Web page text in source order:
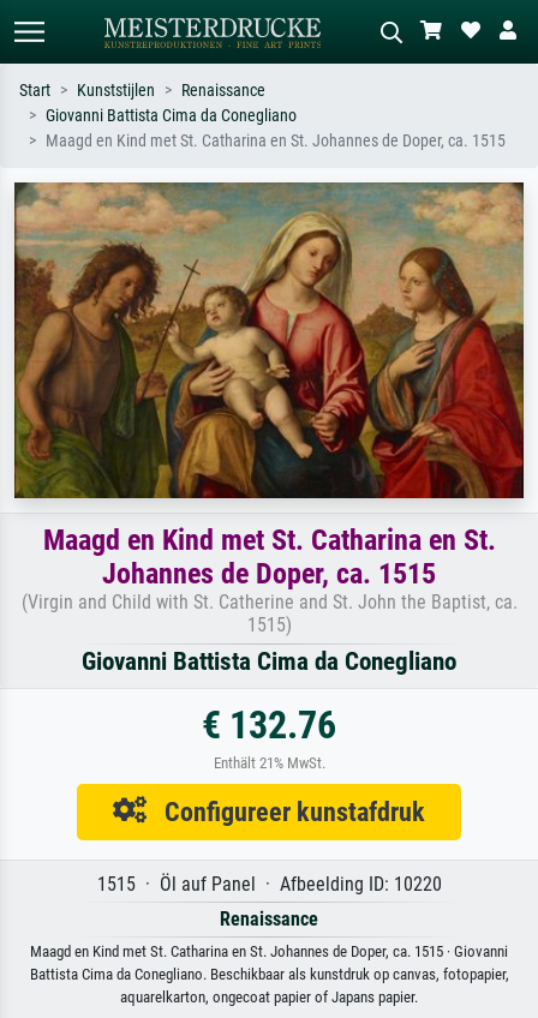
Standaard zoeken AI-beeldzoeker
Monet, Sterrennacht, impressionisme,
Hokusai-golf, naakt.
weide, abstract met veel rood, donker
olieverfschilderij, staand naakt naast
een boom.
Start Kunststijlen
Renaissance
Giovanni Battista Cima da Conegliano
Maagd en Kind met St. Catharina en St. Johannes de Doper, ca. 1515
Maagd en Kind met St. Catharina en St.
Johannes de Doper, ca. 1515
(Virgin and Child with St. Catherine and St. John the Baptist, ca.
1515)
Giovanni Battista Cima da Conegliano
€ 132.76
Enthält 21% MwSt.
Configureer kunstafdruk
1515 · Öl auf Panel · Afbeelding ID: 10220
Renaissance
Maagd en Kind met St. Catharina en St. Johannes de Doper, ca. 1515 · Giovanni
Battista Cima da Conegliano. Beschikbaar als kunstdruk op canvas, fotopapier,
aquarelkarton, ongecoat papier of Japans papier.